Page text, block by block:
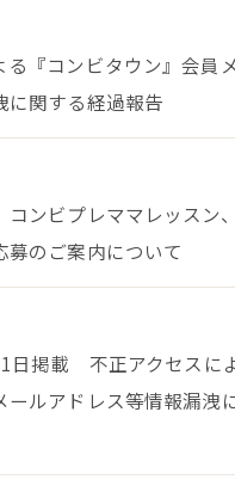
る『コンビタウン』会員
関する経過報告
コンビプレママレッスン
募のご案内について
1日掲載 不正アクセスに
ールアドレス等情報漏洩